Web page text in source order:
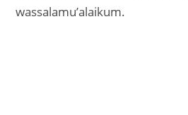
wassalamu’alaikum.